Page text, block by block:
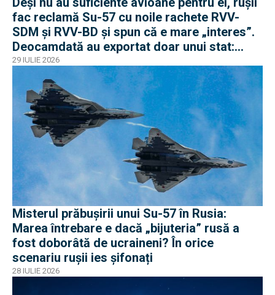
fac reclamă Su-57 cu noile rachete RVV-
SDM și RVV-BD și spun că e mare „interes”.
Deocamdată au exportat doar unui stat:
Algeria
29 IULIE 2026
Misterul prăbușirii unui Su-57 în Rusia:
Marea întrebare e dacă „bijuteria” rusă a
fost doborâtă de ucraineni? În orice
scenariu rușii ies șifonați
28 IULIE 2026